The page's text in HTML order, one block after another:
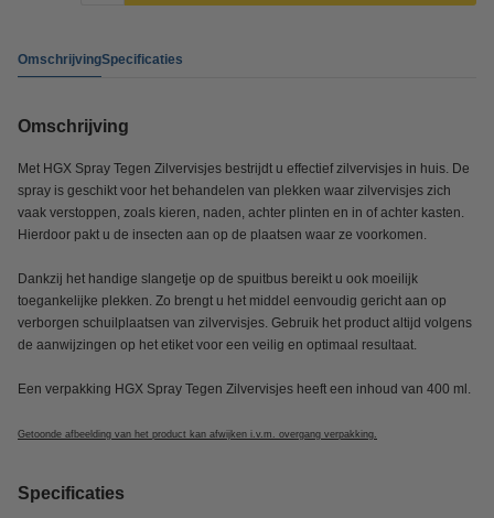
OmschrijvingSpecificaties
Omschrijving
Met HGX Spray Tegen Zilvervisjes bestrijdt u effectief zilvervisjes in huis. De
spray is geschikt voor het behandelen van plekken waar zilvervisjes zich
vaak verstoppen, zoals kieren, naden, achter plinten en in of achter kasten.
Hierdoor pakt u de insecten aan op de plaatsen waar ze voorkomen.
Dankzij het handige slangetje op de spuitbus bereikt u ook moeilijk
toegankelijke plekken. Zo brengt u het middel eenvoudig gericht aan op
verborgen schuilplaatsen van zilvervisjes. Gebruik het product altijd volgens
de aanwijzingen op het etiket voor een veilig en optimaal resultaat.
Een verpakking HGX Spray Tegen Zilvervisjes heeft een inhoud van 400 ml.
Getoonde afbeelding van het product kan afwijken i.v.m. overgang verpakking.
Specificaties